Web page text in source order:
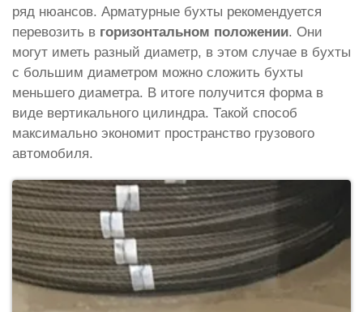
ряд нюансов. Арматурные бухты рекомендуется
перевозить в горизонтальном положении. Они
могут иметь разный диаметр, в этом случае в бухты
с большим диаметром можно сложить бухты
меньшего диаметра. В итоге получится форма в
виде вертикального цилиндра. Такой способ
максимально экономит пространство грузового
автомобиля.